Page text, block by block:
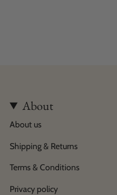
About
About us
Shipping & Returns
Terms & Conditions
Privacy policy